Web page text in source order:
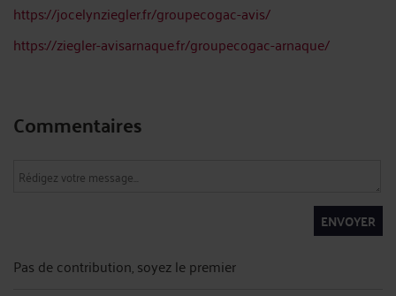
https://jocelynziegler.fr/groupecogac-avis/
https://ziegler-avisarnaque.fr/groupecogac-arnaque/
Commentaires
ENVOYER
Pas de contribution, soyez le premier